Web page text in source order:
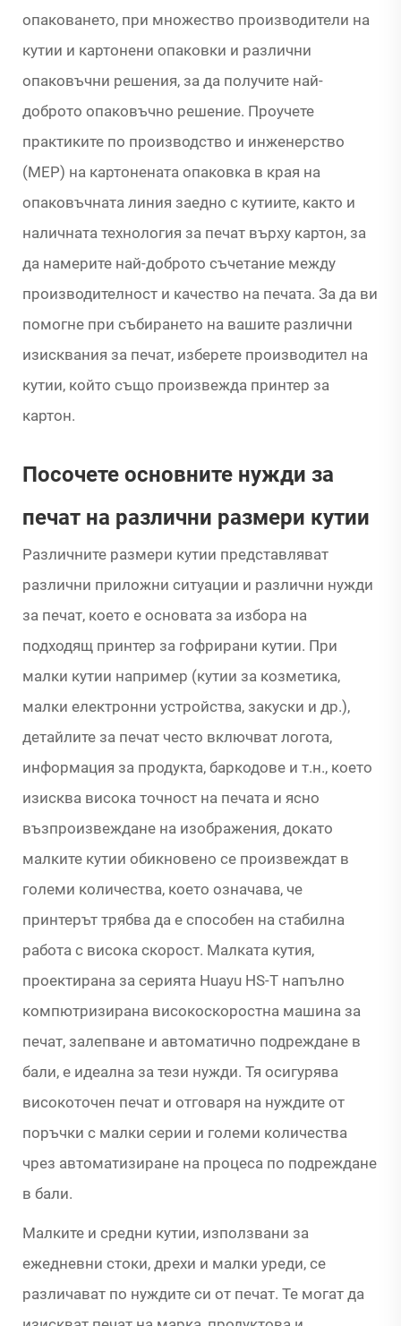
опаковането, при множество производители на
кутии и картонени опаковки и различни
опаковъчни решения, за да получите най-
доброто опаковъчно решение. Проучете
практиките по производство и инженерство
(MEP) на картонената опаковка в края на
опаковъчната линия заедно с кутиите, както и
наличната технология за печат върху картон, за
да намерите най-доброто съчетание между
производителност и качество на печата. За да ви
помогне при събирането на вашите различни
изисквания за печат, изберете производител на
кутии, който също произвежда принтер за
картон.
Посочете основните нужди за
печат на различни размери кутии
Различните размери кутии представляват
различни приложни ситуации и различни нужди
за печат, което е основата за избора на
подходящ принтер за гофрирани кутии. При
малки кутии например (кутии за козметика,
малки електронни устройства, закуски и др.),
детайлите за печат често включват логота,
информация за продукта, баркодове и т.н., което
изисква висока точност на печата и ясно
възпроизвеждане на изображения, докато
малките кутии обикновено се произвеждат в
големи количества, което означава, че
принтерът трябва да е способен на стабилна
работа с висока скорост. Малката кутия,
проектирана за серията Huayu HS-T напълно
компютризирана високоскоростна машина за
печат, залепване и автоматично подреждане в
бали, е идеална за тези нужди. Тя осигурява
високоточен печат и отговаря на нуждите от
поръчки с малки серии и големи количества
чрез автоматизиране на процеса по подреждане
в бали.
Малките и средни кутии, използвани за
ежедневни стоки, дрехи и малки уреди, се
различават по нуждите си от печат. Те могат да